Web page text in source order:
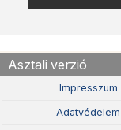
Asztali verzió
Impresszum
Adatvédelem